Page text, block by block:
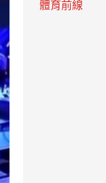
體育前線